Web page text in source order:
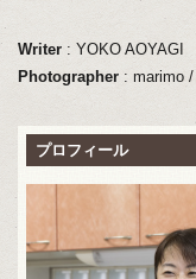
Writer: YOKO AOYAGI
Photographer: marimo /
プロフィール